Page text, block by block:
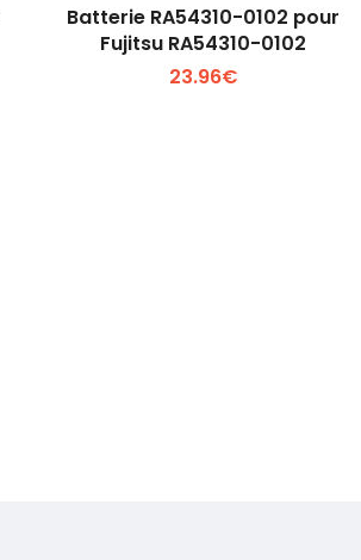
Voir plus +
Batterie RA54310-0102 pour
Fujitsu RA54310-0102
23.96€